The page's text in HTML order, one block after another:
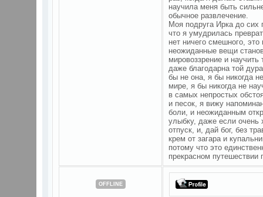
научила меня быть
обычное развлечение.
Моя подруга Ирка до сих
что я умудрилась
нет ничего смешного,
неожиданные вещи
мировоззрение и научить
даже благодарна той
бы не она, я бы никогда
мире, я бы никогда не
в самых непростых
и песок, я вижу
боли, и неожиданным
улыбку, даже если очень
отпуск, и, дай бог, без
крем от загара и
потому что это
прекрасном путешествии
OFFLINE